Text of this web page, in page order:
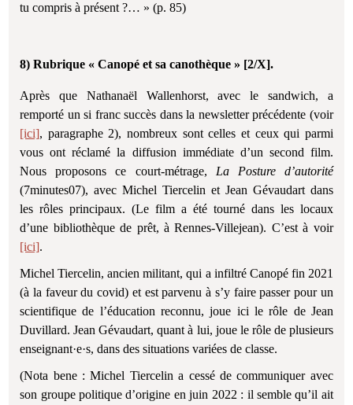
tu compris à présent ?… » (p. 85)
8) Rubrique « Canopé et sa canothèque » [2/X].
Après que Nathanaël Wallenhorst, avec le sandwich, a
remporté un si franc succès dans la newsletter précédente (voir
[ici], paragraphe 2), nombreux sont celles et ceux qui parmi
vous ont réclamé la diffusion immédiate d’un second film.
Nous proposons ce court-métrage, La Posture d’autorité
(7minutes07), avec Michel Tiercelin et Jean Gévaudart dans
les rôles principaux. (Le film a été tourné dans les locaux
d’une bibliothèque de prêt, à Rennes-Villejean). C’est à voir
[ici].
Michel Tiercelin, ancien militant, qui a infiltré Canopé fin 2021
(à la faveur du covid) et est parvenu à s’y faire passer pour un
scientifique de l’éducation reconnu, joue ici le rôle de Jean
Duvillard. Jean Gévaudart, quant à lui, joue le rôle de plusieurs
enseignant·e·s, dans des situations variées de classe.
(Nota bene : Michel Tiercelin a cessé de communiquer avec
son groupe politique d’origine en juin 2022 : il semble qu’il ait